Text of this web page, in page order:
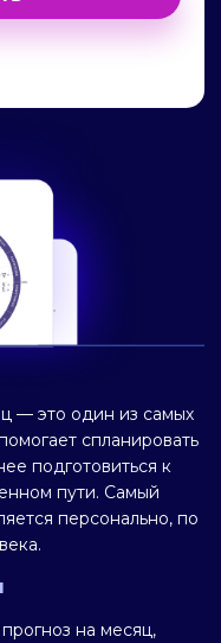
— это один из самых
спланировать
подготовиться к
пути. Самый
персонально, по
на месяц,